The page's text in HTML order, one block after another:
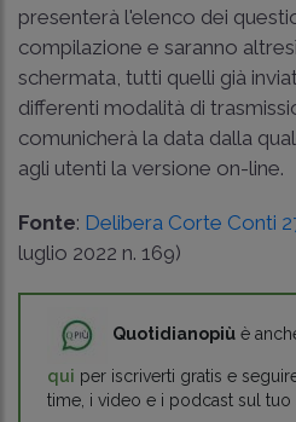
presenterà l'elenco dei
compilazione e saranno
schermata, tutti quelli già
differenti modalità di
comunicherà la data dalla
agli utenti la versione on-line.
Fonte: Delibera Corte Conti
luglio 2022 n. 169)
Quotidianopiù è
qui per iscriverti gratis e
time, i video e i podcast sul tuo